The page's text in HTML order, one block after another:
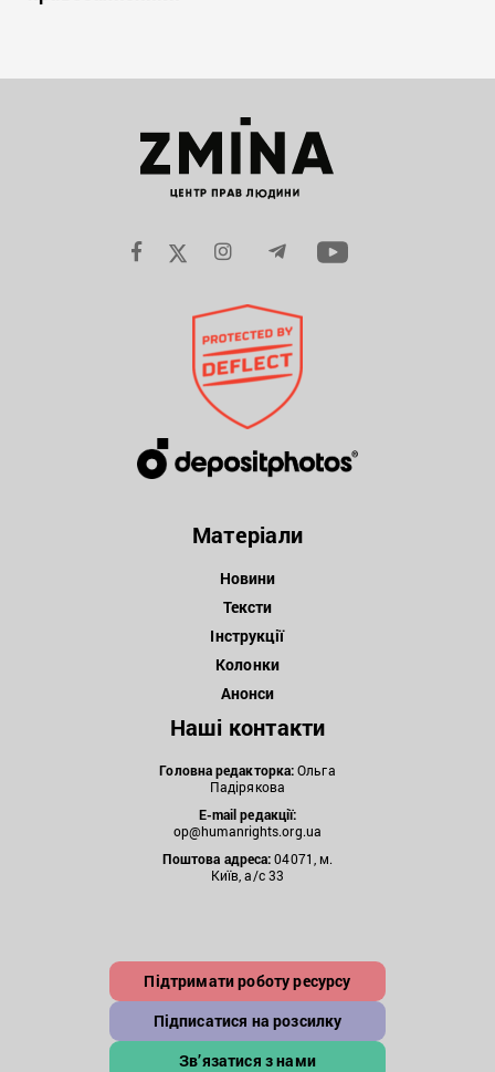
Матеріали
Новини
Тексти
Інструкції
Колонки
Анонси
Наші контакти
Головна редакторка:Ольга
Падірякова
E-mail редакції:
op@humanrights.org.ua
Поштова адреса:04071, м.
Київ, а/с 33
Підтримати роботу ресурсу
Підписатися на розсилку
Зв’язатися з нами